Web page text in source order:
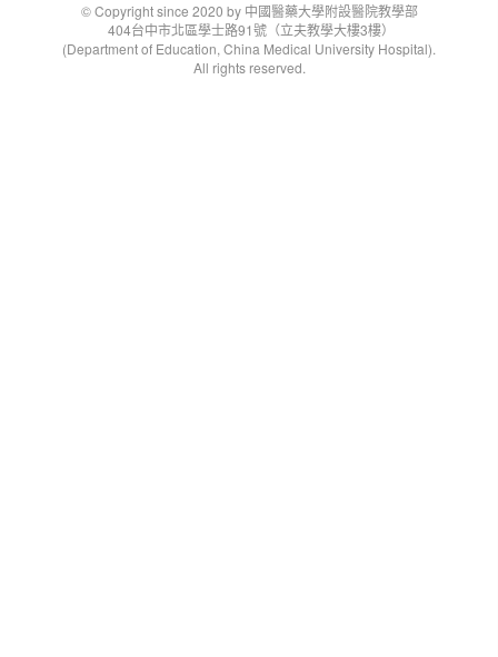
© Copyright since 2020 by 中國醫藥大學附設醫院教學部
404台中市北區學士路91號（立夫教學大樓3樓）
(Department of Education, China Medical University Hospital).
All rights reserved.